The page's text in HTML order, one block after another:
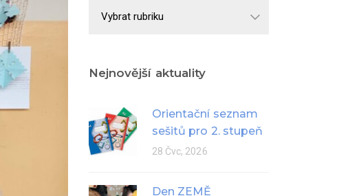
Nejnovější aktuality
Orientační seznam
sešitů pro 2. stupeň
28 Čvc, 2026
Den ZEMĚ